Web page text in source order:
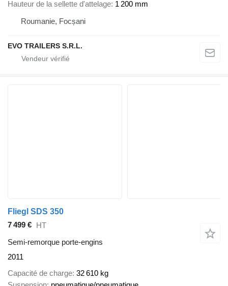
Hauteur de la sellette d'attelage 1 200 mm
Roumanie, Focșani
EVO TRAILERS S.R.L.
Fliegl SDS 350
7 499 € HT
Semi-remorque porte-engins
2011
Capacité de charge 32 610 kg